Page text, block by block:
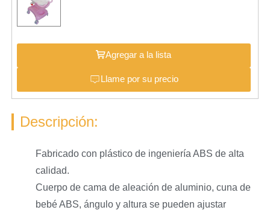
Agregar a la lista
Llame por su precio
Descripción:
Fabricado con plástico de ingeniería ABS de alta
calidad.
Cuerpo de cama de aleación de aluminio, cuna de
bebé ABS, ángulo y altura se pueden ajustar